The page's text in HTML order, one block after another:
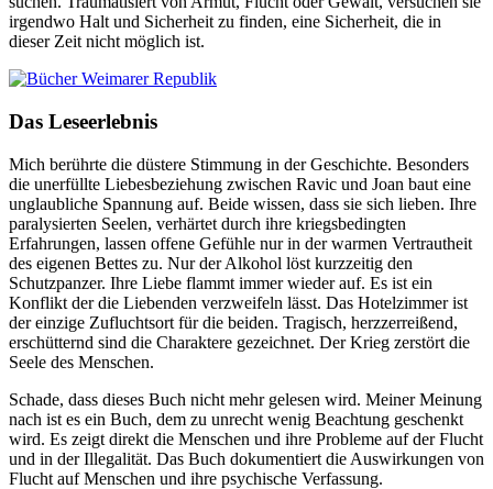
irgendwo Halt und Sicherheit zu finden, eine Sicherheit, die in
dieser Zeit nicht möglich ist.
Das Leseerlebnis
Mich berührte die düstere Stimmung in der Geschichte. Besonders
die unerfüllte Liebesbeziehung zwischen Ravic und Joan baut eine
unglaubliche Spannung auf. Beide wissen, dass sie sich lieben. Ihre
paralysierten Seelen, verhärtet durch ihre kriegsbedingten
Erfahrungen, lassen offene Gefühle nur in der warmen Vertrautheit
des eigenen Bettes zu. Nur der Alkohol löst kurzzeitig den
Schutzpanzer. Ihre Liebe flammt immer wieder auf. Es ist ein
Konflikt der die Liebenden verzweifeln lässt. Das Hotelzimmer ist
der einzige Zufluchtsort für die beiden. Tragisch, herzzerreißend,
erschütternd sind die Charaktere gezeichnet. Der Krieg zerstört die
Seele des Menschen.
Schade, dass dieses Buch nicht mehr gelesen wird. Meiner Meinung
nach ist es ein Buch, dem zu unrecht wenig Beachtung geschenkt
wird. Es zeigt direkt die Menschen und ihre Probleme auf der Flucht
und in der Illegalität. Das Buch dokumentiert die Auswirkungen von
Flucht auf Menschen und ihre psychische Verfassung.